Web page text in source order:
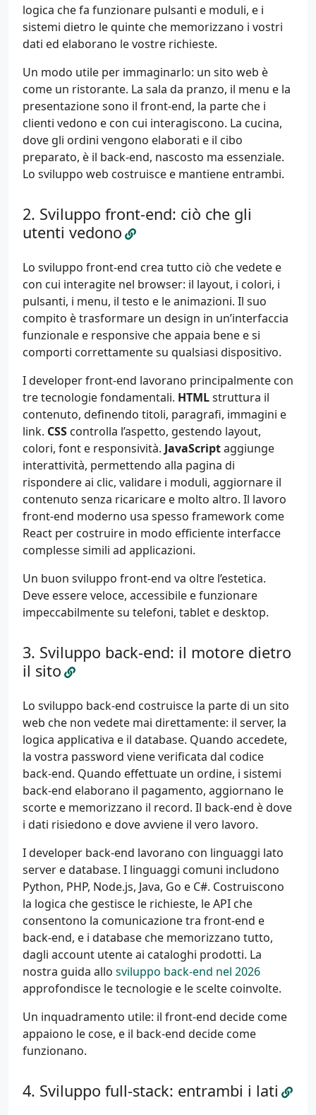
logica che fa funzionare pulsanti e moduli, e i
sistemi dietro le quinte che memorizzano i vostri
dati ed elaborano le vostre richieste.
Un modo utile per immaginarlo: un sito web è
come un ristorante. La sala da pranzo, il menu e la
presentazione sono il front-end, la parte che i
clienti vedono e con cui interagiscono. La cucina,
dove gli ordini vengono elaborati e il cibo
preparato, è il back-end, nascosto ma essenziale.
Lo sviluppo web costruisce e mantiene entrambi.
Sviluppo front-end: ciò che gli
utenti vedono
Lo sviluppo front-end crea tutto ciò che vedete e
con cui interagite nel browser: il layout, i colori, i
pulsanti, i menu, il testo e le animazioni. Il suo
compito è trasformare un design in un’interfaccia
funzionale e responsive che appaia bene e si
comporti correttamente su qualsiasi dispositivo.
I developer front-end lavorano principalmente con
tre tecnologie fondamentali. HTMLstruttura il
contenuto, definendo titoli, paragrafi, immagini e
link. CSS controlla l’aspetto, gestendo layout,
colori, font e responsività. JavaScriptaggiunge
interattività, permettendo alla pagina di
rispondere ai clic, validare i moduli, aggiornare il
contenuto senza ricaricare e molto altro. Il lavoro
front-end moderno usa spesso framework come
React per costruire in modo efficiente interfacce
complesse simili ad applicazioni.
Un buon sviluppo front-end va oltre l’estetica.
Deve essere veloce, accessibile e funzionare
impeccabilmente su telefoni, tablet e desktop.
Sviluppo back-end: il motore dietro
il sito
Lo sviluppo back-end costruisce la parte di un sito
web che non vedete mai direttamente: il server, la
logica applicativa e il database. Quando accedete,
la vostra password viene verificata dal codice
back-end. Quando effettuate un ordine, i sistemi
back-end elaborano il pagamento, aggiornano le
scorte e memorizzano il record. Il back-end è dove
i dati risiedono e dove avviene il vero lavoro.
I developer back-end lavorano con linguaggi lato
server e database. I linguaggi comuni includono
Python, PHP, Node.js, Java, Go e C#. Costruiscono
la logica che gestisce le richieste, le API che
consentono la comunicazione tra front-end e
back-end, e i database che memorizzano tutto,
dagli account utente ai cataloghi prodotti. La
nostra guida allo sviluppo back-end nel 2026
approfondisce le tecnologie e le scelte coinvolte.
Un inquadramento utile: il front-end decide come
appaiono le cose, e il back-end decide come
funzionano.
Sviluppo full-stack: entrambi i lati